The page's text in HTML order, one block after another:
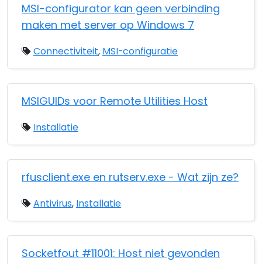
MSI-configurator kan geen verbinding
maken met server op Windows 7
Connectiviteit, MSI-configuratie
MSIGUIDs voor Remote Utilities Host
Installatie
rfusclient.exe en rutserv.exe - Wat zijn ze?
Antivirus, Installatie
Socketfout #11001: Host niet gevonden